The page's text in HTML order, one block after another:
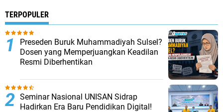
TERPOPULER
Preseden Buruk Muhammadiyah Sulsel?
Dosen yang Memperjuangkan Keadilan
Resmi Diberhentikan
Seminar Nasional UNISAN Sidrap
Hadirkan Era Baru Pendidikan Digital!